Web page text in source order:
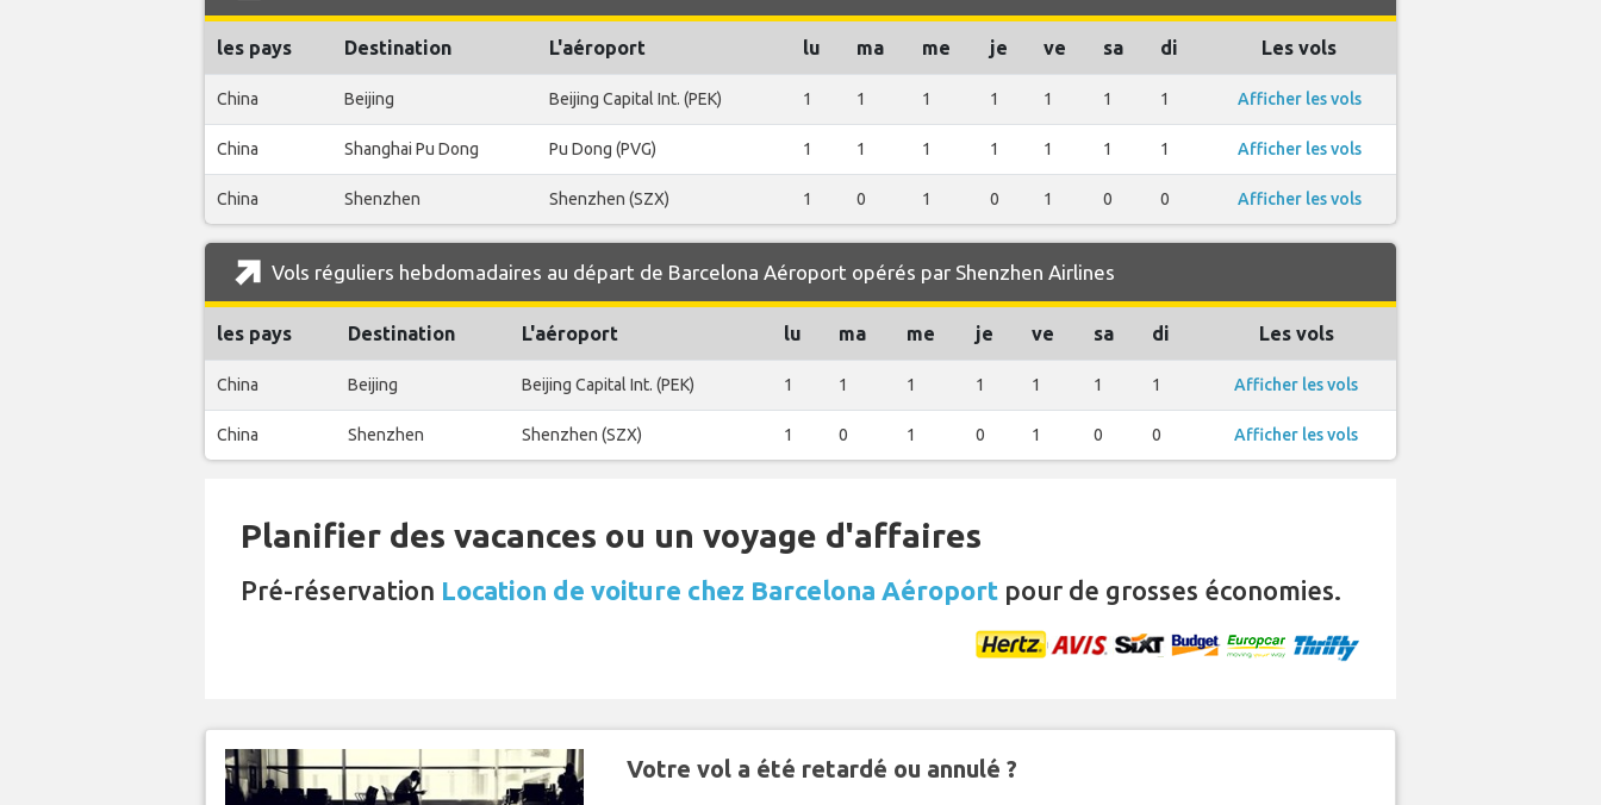
les pays Destination L'aéroport lu ma me je ve sa di Les vols
China Beijing Beijing Capital Int. (PEK) 1 1 1 1 1 1 1 Afficher les vols
China Shanghai Pu Dong Pu Dong (PVG) 1 1 1 1 1 1 1 Afficher les vols
China Shenzhen Shenzhen (SZX) 1 0 1 0 1 0 0 Afficher les vols
Vols réguliers hebdomadaires au départ de Barcelona Aéroport opérés par Shenzhen Airlines
les pays Destination L'aéroport lu ma me je ve sa di Les vols
China Beijing Beijing Capital Int. (PEK) 1 1 1 1 1 1 1 Afficher les vols
China Shenzhen Shenzhen (SZX) 1 0 1 0 1 0 0 Afficher les vols
Planifier des vacances ou un voyage d'affaires
Pré-réservation Location de voiture chez Barcelona Aéroport pour de grosses économies.
Votre vol a été retardé ou annulé ?